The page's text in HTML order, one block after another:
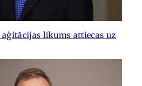
aģitācijas likums attiecas uz